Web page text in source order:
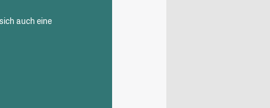
auch eine